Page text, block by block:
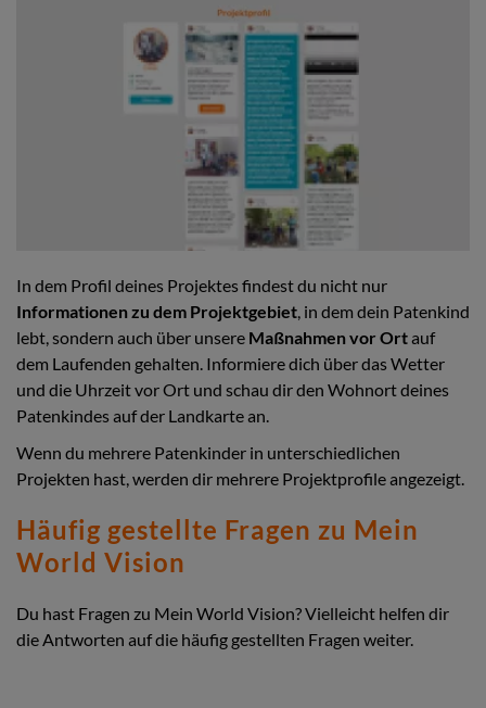
In dem Profil deines Projektes findest du nicht nur
Informationen zu dem Projektgebiet, in dem dein Patenkind
lebt, sondern auch über unsere Maßnahmen vor Ortauf
dem Laufenden gehalten. Informiere dich über das Wetter
und die Uhrzeit vor Ort und schau dir den Wohnort deines
Patenkindes auf der Landkarte an.
Wenn du mehrere Patenkinder in unterschiedlichen
Projekten hast, werden dir mehrere Projektprofile angezeigt.
Häufig gestellte Fragen zu Mein
World Vision
Du hast Fragen zu Mein World Vision? Vielleicht helfen dir
die Antworten auf die häufig gestellten Fragen weiter.